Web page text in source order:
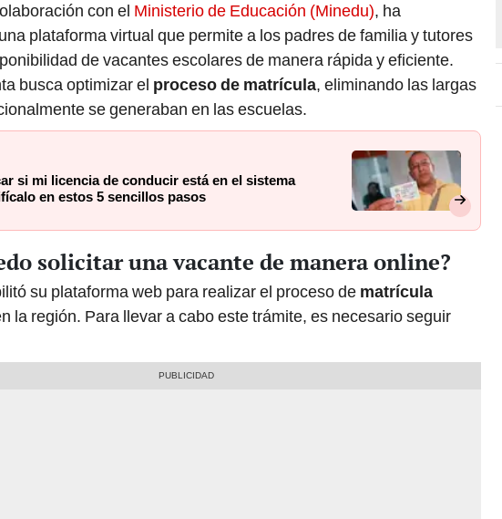
con el Ministerio de Educación (Minedu), ha
plataforma virtual que permite a los padres de familia y tutores
de vacantes escolares de manera rápida y eficiente.
busca optimizar el proceso de matrícula, eliminando las largas
se generaban en las escuelas.
si mi licencia de conducir está en el sistema
en estos 5 sencillos pasos
solicitar una vacante de manera online?
su plataforma web para realizar el proceso de matrícula
la región. Para llevar a cabo este trámite, es necesario seguir